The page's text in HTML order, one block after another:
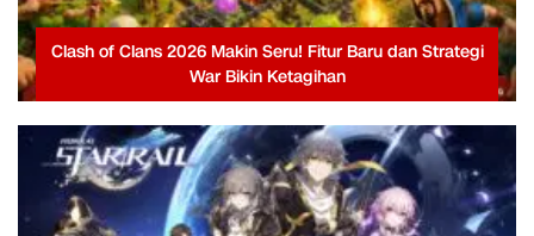
Clash of Clans 2026 Makin Seru! Fitur Baru dan Strategi
War Bikin Ketagihan